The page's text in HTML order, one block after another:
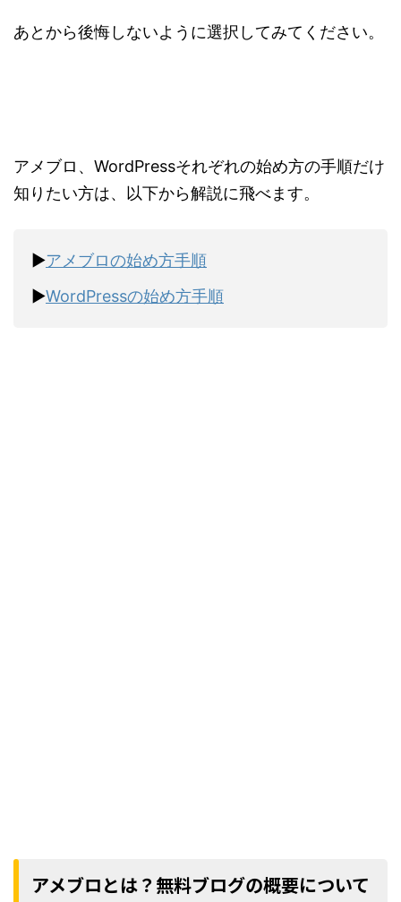
あとから後悔しないように選択してみてください。
アメブロ、WordPressそれぞれの始め方の手順だけ
知りたい方は、以下から解説に飛べます。
▶︎アメブロの始め方手順
▶︎WordPressの始め方手順
アメブロとは？無料ブログの概要について